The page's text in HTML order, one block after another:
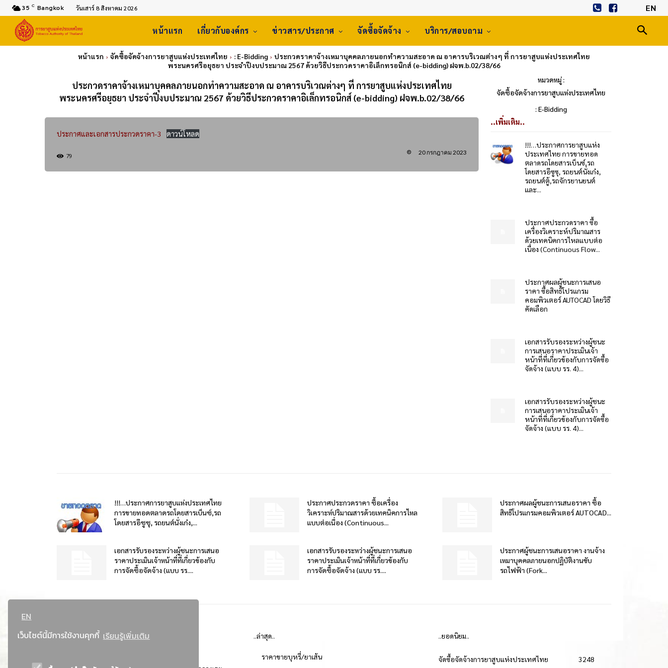
EN
เว็บไซต์นี้มีการใช้งานคุกกี้ เรียนรู้เพิ่มเติม
35 C Bangkok วันเสาร์ 8 สิงหาคม 2026 EN
หน้าแรก เกี่ยวกับองค์กร ข่าวสาร/ประกาศ จัดซื้อจัดจ้าง บริการ/สอบถาม
หน้าแรก จัดซื้อจัดจ้างการยาสูบแห่งประเทศไทย : E-Bidding
ประกวดราคาจ้างเหมาบุคคลภายนอกทำความสะอาด ณ อาคารบริเวณต่างๆ ที่ การยาสูบแห่งประเทศไทย
พระนครศรีอยุธยา ประจำปีงบประมาณ 2567 ด้วยวิธีประกวดราคาอิเล็กทรอนิกส์ (e-bidding) ฝจพ.b.02/38/66
ประกวดราคาจ้างเหมาบุคคลภายนอกทำความสะอาด ณ อาคารบริเวณต่างๆ ที่ การยาสูบแห่งประเทศไทย
พระนครศรีอยุธยา ประจำปีงบประมาณ 2567 ด้วยวิธีประกวดราคาอิเล็กทรอนิกส์ (e-bidding) ฝจพ.b.02/38/66
หมวดหมู่ :
จัดซื้อจัดจ้างการยาสูบแห่งประเทศไทย
: E-Bidding
ประกาศและเอกสารประกวดราคา-3 ดาวน์โหลด
79 20 กรกฎาคม 2023
..เพิ่มเติม..
!!!…ประกาศการยาสูบแห่ง
ประเทศไทย การขายทอด
ตลาดรถโดยสารเบ็นซ์,รถ
โดยสารอีซูซุ, รถยนต์นั่งเก๋ง,
รถยนต์ตู้,รถจักรยานยนต์
และ...
ประกาศประกวดราคา ซื้อ
เครื่องวิเคราะห์ปริมาณสาร
ด้วยเทคนิคการไหลแบบต่อ
เนื่อง (Continuous Flow...
ประกาศผลผู้ชนะการเสนอ
ราคา ซื้อสิทธิโปรแกรม
คอมพิวเตอร์ AUTOCAD โดยวิธี
คัดเลือก
เอกสารรับรองระหว่างผู้ชนะ
การเสนอราคาประเมินเจ้า
หน้าที่ที่เกี่ยวข้องกับการจัดซื้อ
จัดจ้าง (แบบ รร. 4)...
เอกสารรับรองระหว่างผู้ชนะ
การเสนอราคาประเมินเจ้า
หน้าที่ที่เกี่ยวข้องกับการจัดซื้อ
จัดจ้าง (แบบ รร. 4)...
!!!…ประกาศการยาสูบแห่งประเทศไทย
การขายทอดตลาดรถโดยสารเบ็นซ์,รถ
โดยสารอีซูซุ, รถยนต์นั่งเก๋ง,...
ประกาศประกวดราคา ซื้อเครื่อง
วิเคราะห์ปริมาณสารด้วยเทคนิคการไหล
แบบต่อเนื่อง (Continuous...
ประกาศผลผู้ชนะการเสนอราคา ซื้อ
สิทธิโปรแกรมคอมพิวเตอร์ AUTOCAD...
เอกสารรับรองระหว่างผู้ชนะการเสนอ
ราคาประเมินเจ้าหน้าที่ที่เกี่ยวข้องกับ
การจัดซื้อจัดจ้าง (แบบ รร....
เอกสารรับรองระหว่างผู้ชนะการเสนอ
ราคาประเมินเจ้าหน้าที่ที่เกี่ยวข้องกับ
การจัดซื้อจัดจ้าง (แบบ รร....
ประกาศผู้ชนะการเสนอราคา งานจ้าง
เหมาบุคคลภายนอกปฏิบัติงานขับ
รถไฟฟ้า (Fork...
..ล่าสุด..
ราคาขายบุหรี่/ยาเส้น
..ยอดนิยม..
จัดซื้อจัดจ้างการยาสูบแห่งประเทศไทย 3248